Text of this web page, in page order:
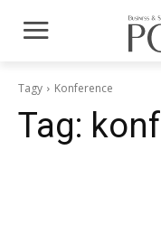
Tagy Konference
Tag: